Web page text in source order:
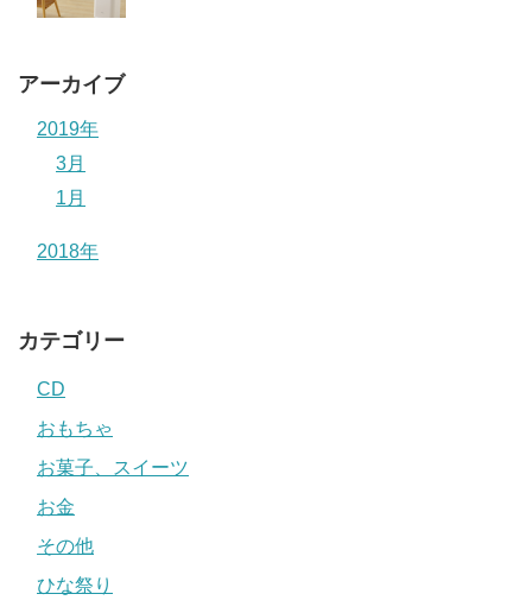
アーカイブ
2019年
3月
1月
2018年
カテゴリー
CD
おもちゃ
お菓子、スイーツ
お金
その他
ひな祭り